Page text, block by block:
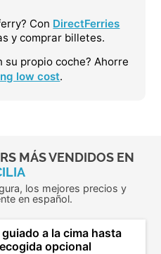
Con DirectFerries
y comprar billetes.
su propio coche? Ahorre
low cost.
MÁS VENDIDOS EN
los mejores precios y
en español.
a la cima hasta
opcional